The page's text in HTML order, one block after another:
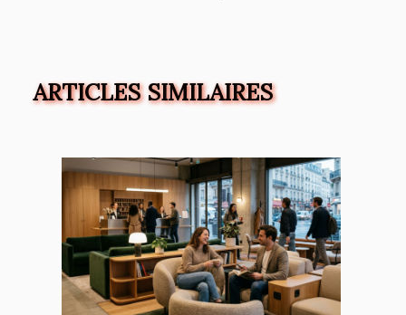
ARTICLES SIMILAIRES